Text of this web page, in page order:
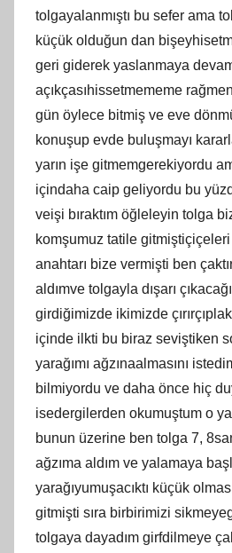
tolgayalanmıştı bu sefer ama
küçük olduğun dan
geri giderek yaslanmaya
açıkçasıhissetmememe
gün öylece bitmiş ve eve
konuşup evde buluşmayı
yarın işe gitmemgerekiyordu
içindaha caip geliyordu bu
veişi bıraktım öğleleyin tolga
komşumuz tatile
anahtarı bize vermişti ben
aldımve tolgayla dışarı
girdiğimizde ikimizde
içinde ilkti bu biraz seviştiken
yarağımı ağzınaalmasını
bilmiyordu ve daha önce hiç
isedergilerden okumuştum o
bunun üzerine ben tolga 7,
ağzıma aldım ve yalamaya
yarağıyumuşacıktı küçük
gitmişti sıra birbirimizi
tolgaya dayadım girfdilmeye